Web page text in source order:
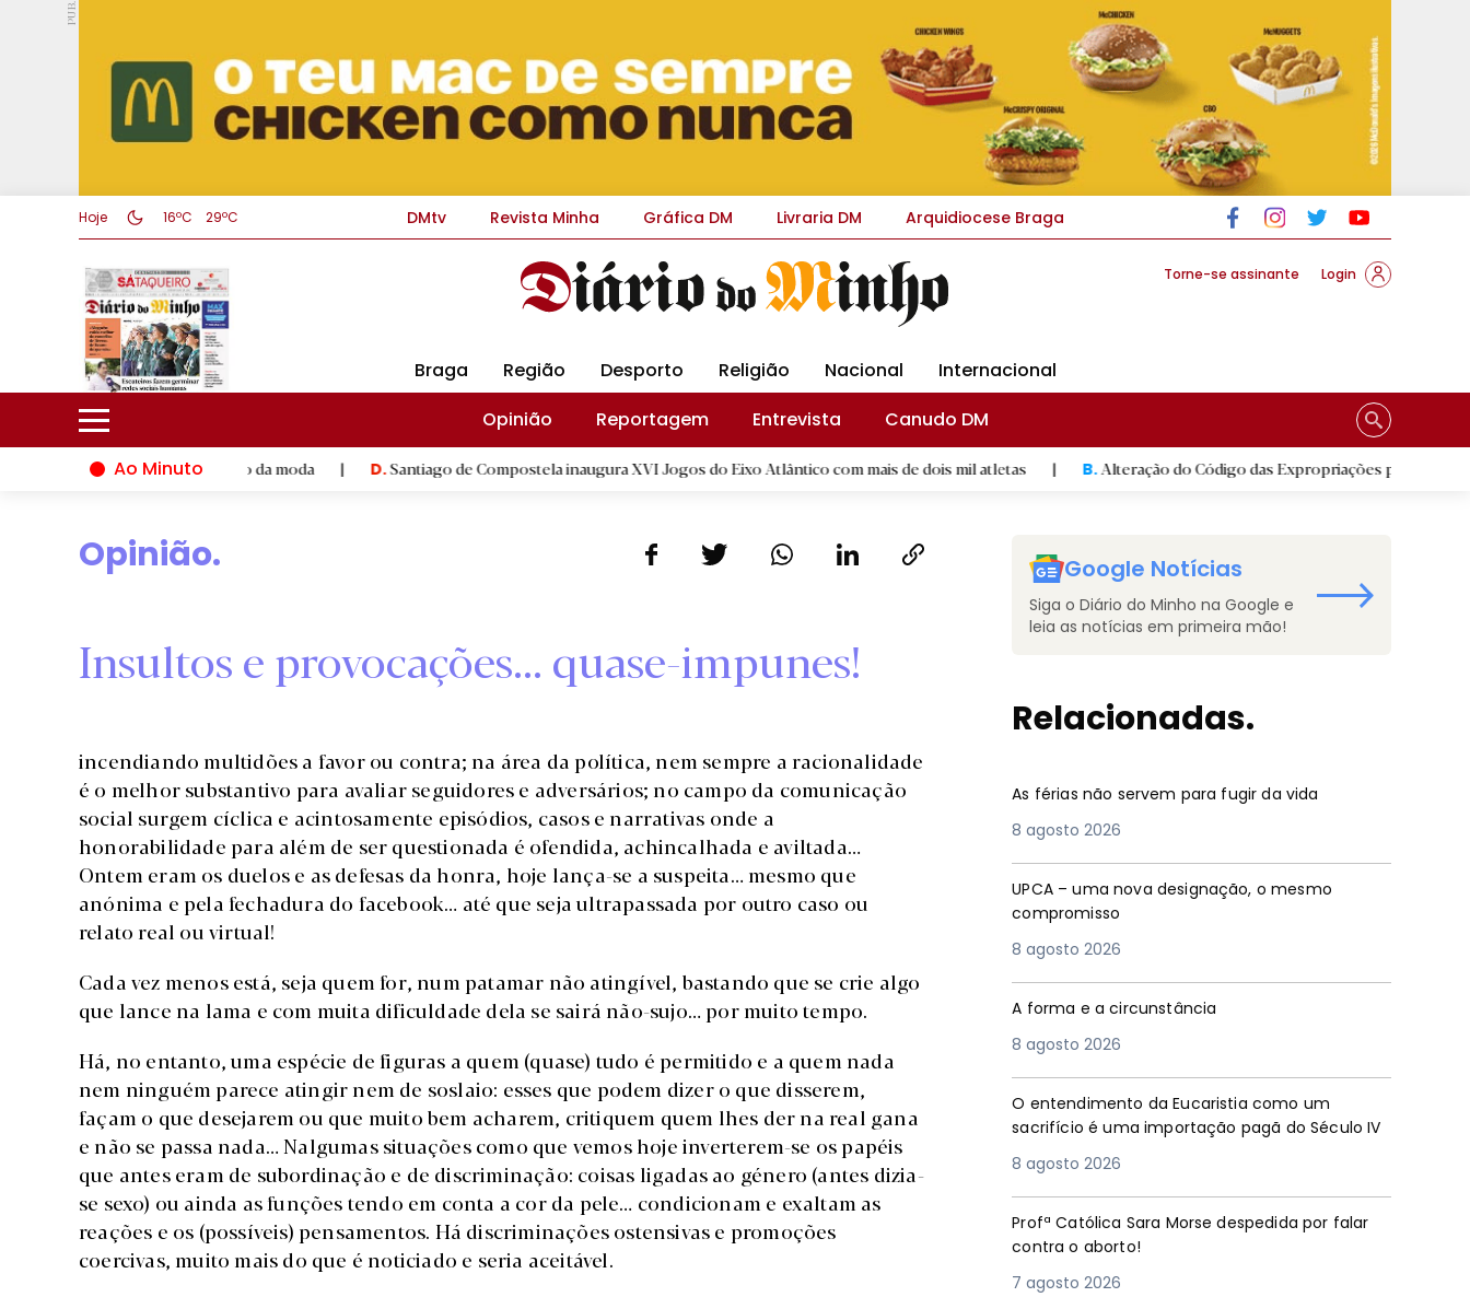
PUB.
Hoje 16ºC 29ºC DMtv Revista Minha Gráfica DM Livraria DM Arquidiocese Braga
Torne-se assinante Login
Braga Região Desporto Religião Nacional
Internacional
Opinião
Reportagem Entrevista
Canudo DM
Ao Minuto
à inovação do mundo da moda | D.Santiago de Compostela inaugura XVI Jogos do Eixo Atlântico com mais de dois mil atletas | B.Alteração do Código das Expropriações pode ajudar
Opinião.
Insultos e provocações… quase-impunes!
incendiando multidões a favor ou contra; na área da política, nem sempre a racionalidade
é o melhor substantivo para avaliar seguidores e adversários; no campo da comunicação
social surgem cíclica e acintosamente episódios, casos e narrativas onde a
honorabilidade para além de ser questionada é ofendida, achincalhada e aviltada…
Ontem eram os duelos e as defesas da honra, hoje lança-se a suspeita… mesmo que
anónima e pela fechadura do facebook… até que seja ultrapassada por outro caso ou
relato real ou virtual!
Cada vez menos está, seja quem for, num patamar não atingível, bastando que se crie algo
que lance na lama e com muita dificuldade dela se sairá não-sujo… por muito tempo.
Há, no entanto, uma espécie de figuras a quem (quase) tudo é permitido e a quem nada
nem ninguém parece atingir nem de soslaio: esses que podem dizer o que disserem,
façam o que desejarem ou que muito bem acharem, critiquem quem lhes der na real gana
e não se passa nada… Nalgumas situações como que vemos hoje inverterem-se os papéis
que antes eram de subordinação e de discriminação: coisas ligadas ao género (antes dizia-
se sexo) ou ainda as funções tendo em conta a cor da pele… condicionam e exaltam as
reações e os (possíveis) pensamentos. Há discriminações ostensivas e promoções
coercivas, muito mais do que é noticiado e seria aceitável.
Google Notícias
Siga o Diário do Minho na Google e
leia as notícias em primeira mão!
Relacionadas.
As férias não servem para fugir da vida
8 agosto 2026
UPCA – uma nova designação, o mesmo
compromisso
8 agosto 2026
A forma e a circunstância
8 agosto 2026
O entendimento da Eucaristia como um
sacrifício é uma importação pagã do Século IV
8 agosto 2026
Profª Católica Sara Morse despedida por falar
contra o aborto!
7 agosto 2026